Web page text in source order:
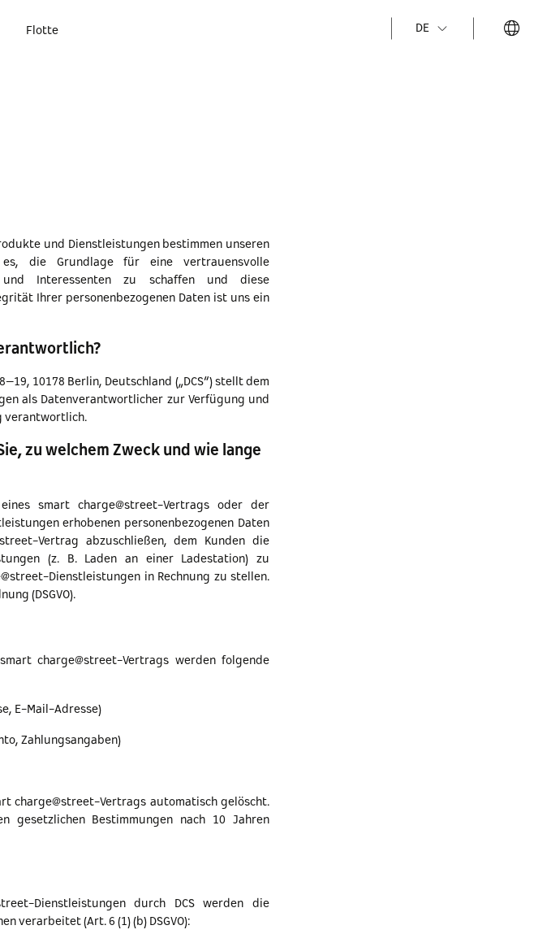
DE
Flotte
und Dienstleistungen bestimmen unseren
die Grundlage für eine vertrauensvolle
und Interessenten zu schaffen und diese
Ihrer personenbezogenen Daten ist uns ein
10178 Berlin, Deutschland („DCS“) stellt dem
als Datenverantwortlicher zur Verfügung und
verantwortlich.
zu welchem Zweck und wie lange
smart charge@street-Vertrags oder der
erhobenen personenbezogenen Daten
Vertrag abzuschließen, dem Kunden die
(z. B. Laden an einer Ladestation) zu
Dienstleistungen in Rechnung zu stellen.
(DSGVO).
charge@street-Vertrags werden folgende
E-Mail-Adresse)
Zahlungsangaben)
charge@street-Vertrags automatisch gelöscht.
gesetzlichen Bestimmungen nach 10 Jahren
Dienstleistungen durch DCS werden die
verarbeitet (Art. 6 (1) (b) DSGVO):